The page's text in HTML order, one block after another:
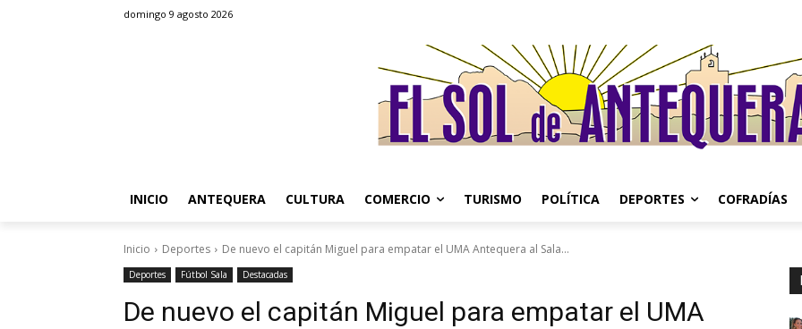
domingo 9 agosto 2026
INICIO ANTEQUERA CULTURA COMERCIO TURISMO POLÍTICA DEPORTES COFRADÍAS
Inicio Deportes De nuevo el capitán Miguel para empatar el UMA Antequera al Sala...
Deportes Fútbol Sala Destacadas
De nuevo el capitán Miguel para empatar el UMA